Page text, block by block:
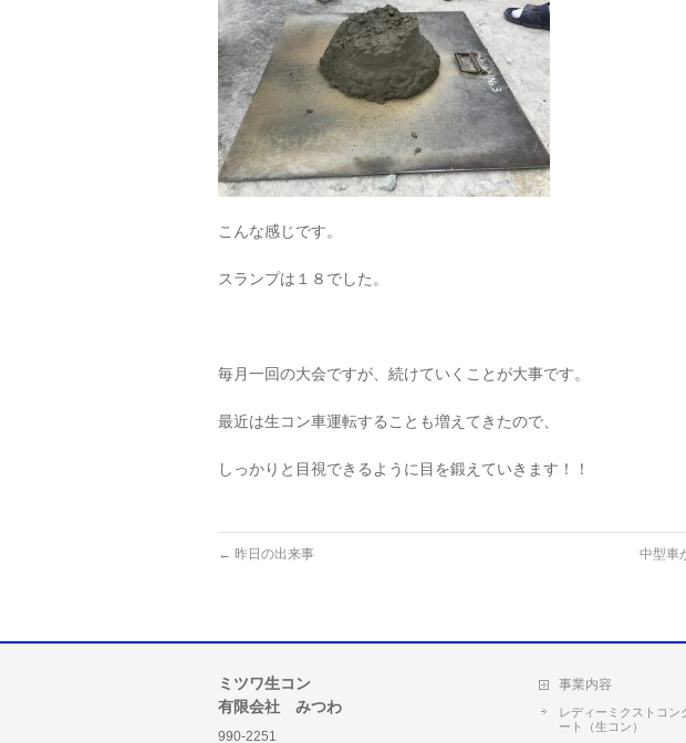
こんな感じです。
スランプは１８でした。
毎月一回の大会ですが、続けていくことが大事です。
最近は生コン車運転することも増えてきたので、
しっかりと目視できるように目を鍛えていきます！！
← 昨日の出来事 中型車
ミツワ生コン
有限会社 みつわ
990-2251
事業内容
レディーミクストコン
ート（生コン）